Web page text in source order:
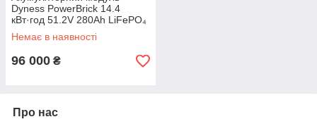
Dyness PowerBrick 14.4
кВт·год 51.2V 280Ah LiFePO₄
Premium ESS
Немає в наявності
96 000 ₴
Про нас